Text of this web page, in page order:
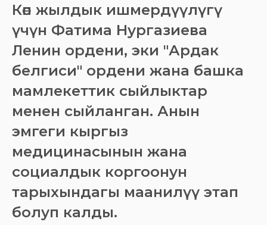
Көп жылдык ишмердүүлүгү
үчүн Фатима Нургазиева
Ленин ордени, эки "Ардак
белгиси" ордени жана башка
мамлекеттик сыйлыктар
менен сыйланган. Анын
эмгеги кыргыз
медицинасынын жана
социалдык коргоонун
тарыхындагы маанилүү этап
болуп калды.